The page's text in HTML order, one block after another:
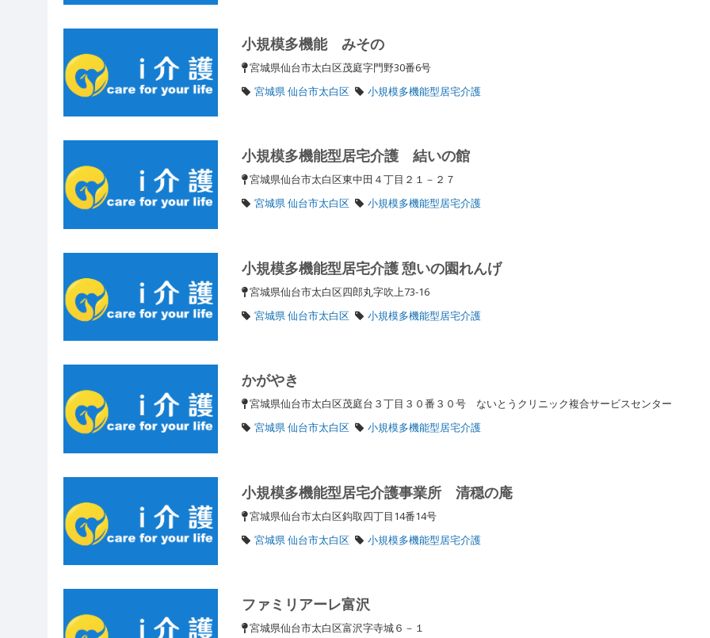
小規模多機能 みその
宮城県仙台市太白区茂庭字門野30番6号
宮城県 仙台市太白区
小規模多機能型居宅介護
小規模多機能型居宅介護 結いの館
宮城県仙台市太白区東中田４丁目２１－２７
宮城県 仙台市太白区
小規模多機能型居宅介護
小規模多機能型居宅介護 憩いの園れんげ
宮城県仙台市太白区四郎丸字吹上73-16
宮城県 仙台市太白区
小規模多機能型居宅介護
かがやき
宮城県仙台市太白区茂庭台３丁目３０番３０号 ないとうクリニック複合サービスセンター
宮城県 仙台市太白区
小規模多機能型居宅介護
小規模多機能型居宅介護事業所 清穏の庵
宮城県仙台市太白区鈎取四丁目14番14号
宮城県 仙台市太白区
小規模多機能型居宅介護
ファミリアーレ富沢
宮城県仙台市太白区富沢字寺城６－１